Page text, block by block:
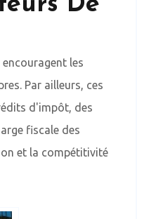
les
Par ailleurs, ces
d'impôt, des
fiscale des
et la compétitivité